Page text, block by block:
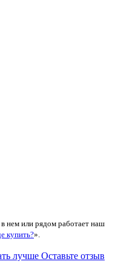
нем или рядом работает наш
купить?».
лучше Оставьте отзыв